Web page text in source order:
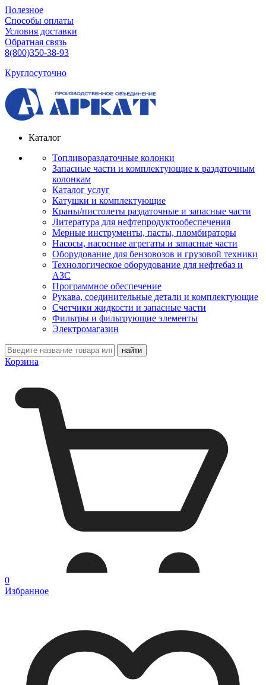
Полезное
Способы оплаты
Условия доставки
Обратная связь
8(800)350-38-93
Круглосуточно
Каталог
Топливораздаточные колонки
Запасные части и комплектующие к раздаточным
колонкам
Каталог услуг
Катушки и комплектующие
Краны/пистолеты раздаточные и запасные части
Литература для нефтепродуктообеспечения
Мерные инструменты, пасты, пломбираторы
Насосы, насосные агрегаты и запасные части
Оборудование для бензовозов и грузовой техники
Технологическое оборудование для нефтебаз и
АЗС
Программное обеспечение
Рукава, соединительные детали и комплектующие
Счетчики жидкости и запасные части
Фильтры и фильтрующие элементы
Электромагазин
Корзина
0
Избранное